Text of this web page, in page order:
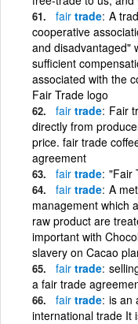
fair trade A
cooperative
and disadvantaged"
sufficient
associated with the
Fair Trade logo
fair trade Fair
directly from
price. fair trade
agreement
fair trade "Fair
fair trade A
management which
raw product are
important with
slavery on Cacao
fair trade
a fair trade
fair trade is an
international trade It